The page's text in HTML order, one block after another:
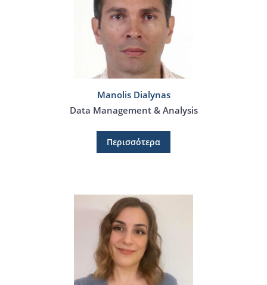
Manolis Dialynas
Data Management & Analysis
Περισσότερα